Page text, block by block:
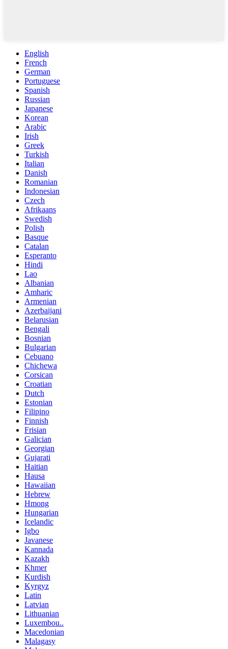
English
French
German
Portuguese
Spanish
Russian
Japanese
Korean
Arabic
Irish
Greek
Turkish
Italian
Danish
Romanian
Indonesian
Czech
Afrikaans
Swedish
Polish
Basque
Catalan
Esperanto
Hindi
Lao
Albanian
Amharic
Armenian
Azerbaijani
Belarusian
Bengali
Bosnian
Bulgarian
Cebuano
Chichewa
Corsican
Croatian
Dutch
Estonian
Filipino
Finnish
Frisian
Galician
Georgian
Gujarati
Haitian
Hausa
Hawaiian
Hebrew
Hmong
Hungarian
Icelandic
Igbo
Javanese
Kannada
Kazakh
Khmer
Kurdish
Kyrgyz
Latin
Latvian
Lithuanian
Luxembou..
Macedonian
Malagasy